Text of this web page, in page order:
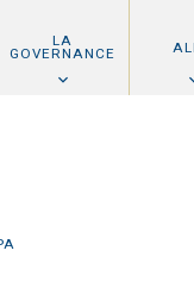
LA
GOVERNANCE